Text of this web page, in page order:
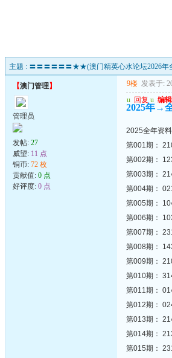
主题 : 〓〓〓〓〓〓★★(澳门精英心水论坛2026
【澳门管理】
管理员
发帖: 27
威望: 11 点
铜币: 72 枚
贡献值: 0 点
好评度: 0 点
9楼 发表于:
u 回复 u 编辑
2025年→
2025全年资料
第001期：
第002期：
第003期：
第004期：
第005期：
第006期：
第007期：
第008期：
第009期：
第010期：
第011期：
第012期：
第013期：
第014期：
第015期：